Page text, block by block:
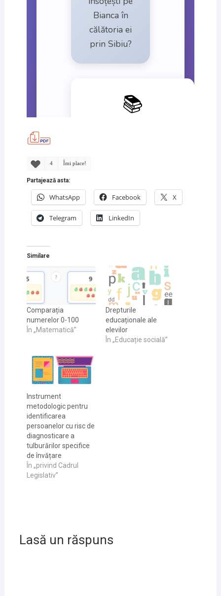
4 Îmi place!
Partajează asta:
WhatsApp Facebook X
Telegram LinkedIn
Similare
Comparația
numerelor 0-100
În „Matematică”
Drepturile
educaționale ale
elevilor
În „Educație socială”
Instrument
metodologic pentru
identificarea
persoanelor cu risc de
diagnosticare a
tulburărilor specifice
de învățare
În „privind Cadrul
Legislativ”
Lasă un răspuns